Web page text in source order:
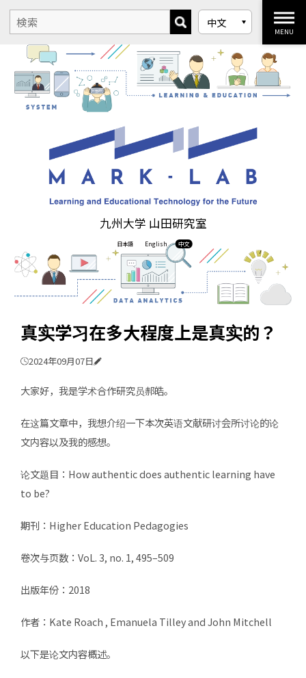
九州大学 山田研究室
日本語 English 中文
MENU
真实学习在多大程度上是真实的？
2024年09月07日
大家好，我是学术合作研究员郝皓。
在这篇文章中，我想介绍一下本次英语文献研讨会所讨论的论
文内容以及我的感想。
论文题目：How authentic does authentic learning have
to be?
期刊：Higher Education Pedagogies
卷次与页数：VoL. 3, no. 1, 495–509
出版年份：2018
作者：Kate Roach , Emanuela Tilley and John Mitchell
以下是论文内容概述。